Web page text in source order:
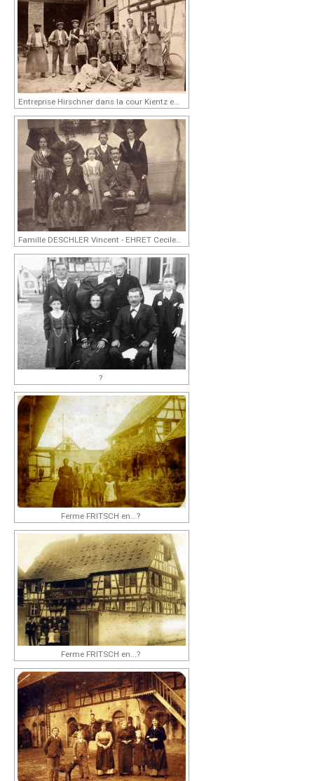
Entreprise Hirschner dans la cour Kientz en...?
Famille DESCHLER Vincent - EHRET Cecile en...?
?
Ferme FRITSCH en...?
Ferme FRITSCH en...?